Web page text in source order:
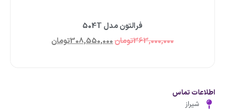
فرالتون مدل 504T
363,000,000تومان308,550,000تومان
اطلاعات تماس
شیراز